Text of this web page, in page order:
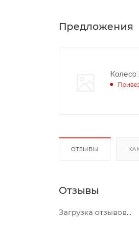
Предложения
ОТЗЫВЫ
Отзывы
Загрузка отзывов...